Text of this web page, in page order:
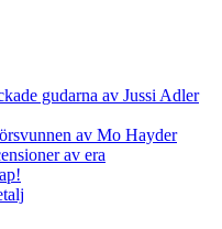
gudarna av Jussi Adler
av Mo Hayder
av era